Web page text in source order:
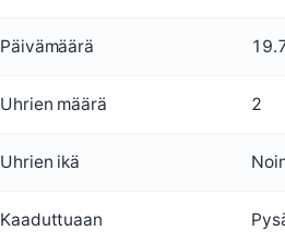
Päivämäärä
Uhrien määrä 2
Uhrien ikä
Kaaduttuaan